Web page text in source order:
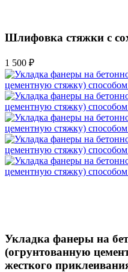
Шлифовка стяжки с
1 500 ₽
Укладка фанеры на
(огрунтованную
жесткого